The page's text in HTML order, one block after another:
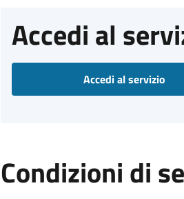
Accedi al
Accedi al servizio
Condizioni di